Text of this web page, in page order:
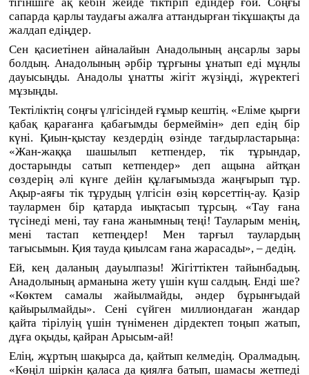
сапарда қарлы таудағы ажалға аттандырған тікұшақты да
жалдап едіңдер.
Сен қасиетінен айналайын Анадолының аңсарлы зары
болдың. Анадолының әрбір тұрғыны ұнатып еді мұңлы
дауысыңды. Анадолы ұнатты жігіт жүзіңді, жүректегі
мұзыңды.
Тектіліктің соңғы үлгісіндей ғұмыр кештің. «Еліме қырғи
қабақ қарағанға қабағымды бермеймін» деп едің бір
күні. Қиын-қыстау кездердің өзінде тағдырластарыңа:
«Жан-жаққа шашылып кетпендер, тік тұрындар,
достарынды сатып кетпендер» деп ащына айтқан
сөздерің әлі күнге дейін құлағымызда жаңғырып тұр.
Ақыр-аяғы тік тұрудың үлгісін өзің көрсеттің-ау. Қазір
таулармен бір қатарда иықтасып тұрсың. «Тау ғана
түсінеді мені, тау ғана жанымның теңі! Тауларым менің,
мені тастап кетпеңдер! Мен тарғыл таулардың
тағысымын. Қия тауда қиылсам ғана жарасады», – дедің.
Ей, кең даланың дауылпазы! Жігіттіктен тайынбадың.
Анадолының арманына жету үшін күш салдың. Енді ше?
«Көктем самалы жайылмайды, әндер бұрынғыдай
қайырылмайды». Сені сүйген миллиондаған жандар
қайта тірілуің үшін түніменен дірдектеп тоңып жатып,
дұға оқыды, қайран Арысым-ай!
Елің, жұртың шақырса да, қайтып келмедің. Оралмадың.
«Көңіл шіркін қаласа да қиялға батып, шамасы жетпеді